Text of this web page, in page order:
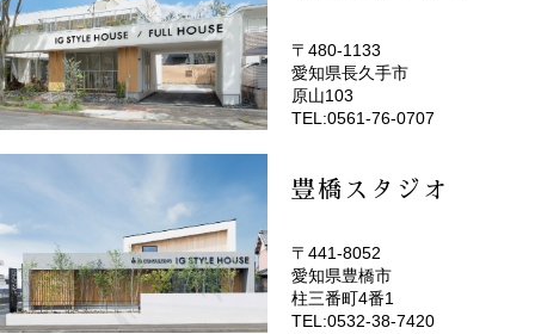
(EMOTOP名古屋)
〒480-1133
愛知県長久手市
原山103
TEL:0561-76-0707
豊橋スタジオ
(EMOTOP豊橋)
〒441-8052
愛知県豊橋市
柱三番町4番1
TEL:0532-38-7420